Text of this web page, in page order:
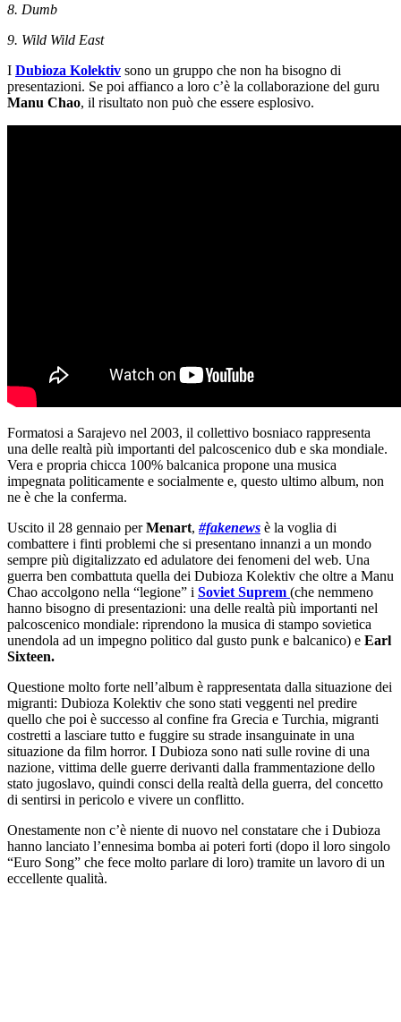
8. Dumb
9. Wild Wild East
I Dubioza Kolektiv sono un gruppo che non ha bisogno di
presentazioni. Se poi affianco a loro c’è la collaborazione del guru
Manu Chao, il risultato non può che essere esplosivo.
Formatosi a Sarajevo nel 2003, il collettivo bosniaco rappresenta
una delle realtà più importanti del palcoscenico dub e ska mondiale.
Vera e propria chicca 100% balcanica propone una musica
impegnata politicamente e socialmente e, questo ultimo album, non
ne è che la conferma.
Uscito il 28 gennaio perMenart, #fakenews è la voglia di
combattere i finti problemi che si presentano innanzi a un mondo
sempre più digitalizzato ed adulatore dei fenomeni del web. Una
guerra ben combattuta quella dei Dubioza Kolektiv che oltre a Manu
Chao accolgono nella “legione” i Soviet Suprem (che nemmeno
hanno bisogno di presentazioni: una delle realtà più importanti nel
palcoscenico mondiale: riprendono la musica di stampo sovietica
unendola ad un impegno politico dal gusto punk e balcanico) e Earl
Sixteen.
Questione molto forte nell’album è rappresentata dalla situazione dei
migranti: Dubioza Kolektiv che sono stati veggenti nel predire
quello che poi è successo al confine fra Grecia e Turchia, migranti
costretti a lasciare tutto e fuggire su strade insanguinate in una
situazione da film horror. I Dubioza sono nati sulle rovine di una
nazione, vittima delle guerre derivanti dalla frammentazione dello
stato jugoslavo, quindi consci della realtà della guerra, del concetto
di sentirsi in pericolo e vivere un conflitto.
Onestamente non c’è niente di nuovo nel constatare che i Dubioza
hanno lanciato l’ennesima bomba ai poteri forti (dopo il loro singolo
“Euro Song” che fece molto parlare di loro) tramite un lavoro di un
eccellente qualità.